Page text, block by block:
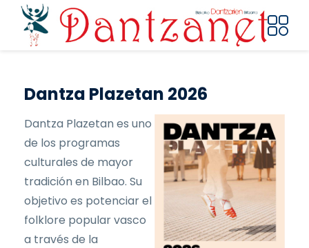
Pasar al contenido principal
Dantza Plazetan 2026
Dantza Plazetan es uno
de los programas
culturales de mayor
tradición en Bilbao. Su
objetivo es potenciar el
folklore popular vasco
a través de la